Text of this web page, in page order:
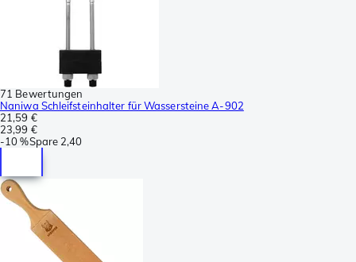
71 Bewertungen
Naniwa Schleifsteinhalter für Wassersteine A-902
21,59 €
23,99 €
-10 %Spare 2,40